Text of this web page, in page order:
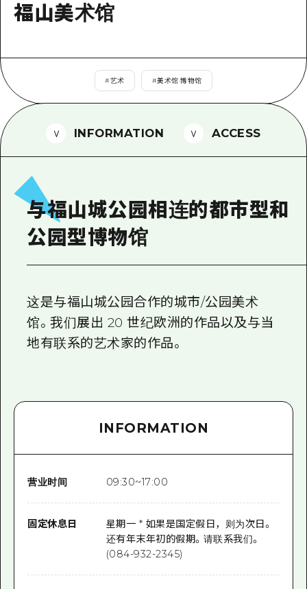
标准
历史·文化
自然
宫岛周边
短途旅行
半天
东山口
岛根
次要流量摘要
超值的游览门票
行李寄存和运送服务
志愿者指南
通过视频介绍广岛县的魅力！
灾难发生期间的交通信息
广岛观光宣传册
新闻
福山美术馆
#艺术 #美术馆·博物馆
INFORMATION ACCESS
与福山城公园相连的都市型和
公园型博物馆
这是与福山城公园合作的城市/公园美术
馆。我们展出 20 世纪欧洲的作品以及与当
地有联系的艺术家的作品。
INFORMATION
营业时间 09:30~17:00
固定休息日
星期一 * 如果是国定假日，则为次日。
还有年末年初的假期。请联系我们。
(084-932-2345)